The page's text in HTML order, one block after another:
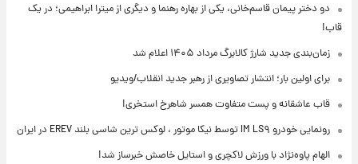
دو دختر پیمان قاسم‌خانی، یکی از بهاره رهنما و دیگری از میترا ابراهیمی؛ در یک
قاب!
زمان‌بندی جدید شارژ کالابرگ مرداد ۱۴۰۵ اعلام شد
برای اولین بار؛ انتشار تصاویری از رهبر جدید انقلاب/ویدیو
قاب عاشقانه و پست متفاوت همسر شاهرخ استخری!
رونمایی خودرو IM LS۹ توسط نیکا موتور ، لوکس ترین شاسی بلند EREV در ایران
الهام پاوه‌نژاد با ورزش لاکچری و استایل خاصش خبرساز شد!